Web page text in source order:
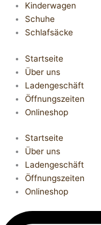
Kinderwagen
Schuhe
Schlafsäcke
Startseite
Über uns
Ladengeschäft
Öffnungszeiten
Onlineshop
Startseite
Über uns
Ladengeschäft
Öffnungszeiten
Onlineshop